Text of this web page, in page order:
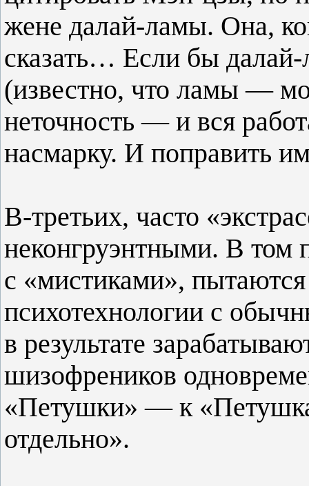
жене далай-ламы. Она,
сказать… Если бы
(известно, что ламы —
неточность — и вся
насмарку. И поправить
В-третьих, часто
неконгруэнтными. В том
с «мистиками», пытаются
психотехнологии с
в результате
шизофреников
«Петушки» — к
отдельно».